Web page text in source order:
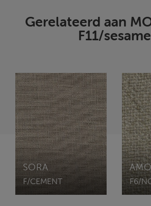
Gerelateerd aan
F11/sesame
SORA
F/CEMENT F6/